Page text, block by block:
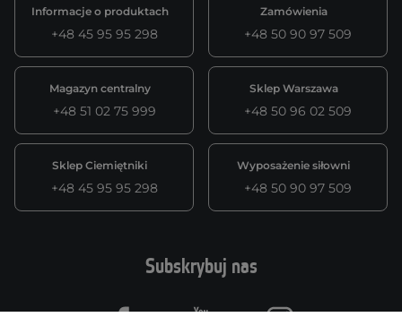
Informacje o produktach
+48 45 95 95 298
Zamówienia
+48 50 90 97 509
Magazyn centralny
+48 51 02 75 999
Sklep Warszawa
+48 50 96 02 509
Sklep Ciemiętniki
+48 45 95 95 298
Wyposażenie siłowni
+48 50 90 97 509
Subskrybuj nas